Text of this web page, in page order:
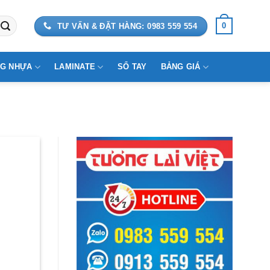
TƯ VẤN & ĐẶT HÀNG: 0983 559 554 0
NHỰA LAMINATE SỔ TAY BẢNG GIÁ